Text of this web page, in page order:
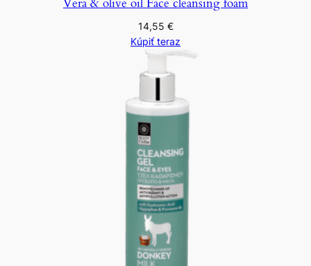
14,55 €
Kúpiť teraz